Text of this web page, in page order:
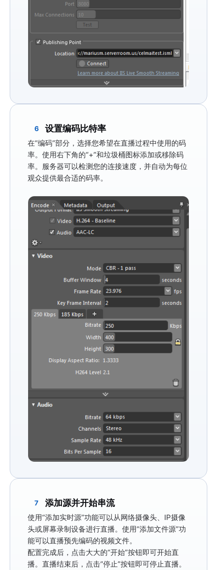
6 设置编码比特率
在“编码”部分，选择您希望在直播过程中使用的码
率。使用右下角的“+”和垃圾桶图标添加或移除码
率。服务器可以检测您的连接速度，并自动为每位
观众提供最合适的码率。
7 添加源并开始串流
使用“添加实时源”功能可以从网络摄像头、IP摄像
头或屏幕录制设备进行直播。使用“添加文件源”功
能可以直播预先编码的视频文件。
配置完成后，点击大大的“开始”按钮即可开始直
播。直播结束后，点击“停止”按钮即可停止直播。